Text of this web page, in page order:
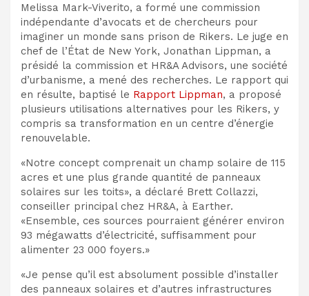
Melissa Mark-Viverito, a formé une commission
indépendante d’avocats et de chercheurs pour
imaginer un monde sans prison de Rikers. Le juge en
chef de l’État de New York, Jonathan Lippman, a
présidé la commission et HR&A Advisors, une société
d’urbanisme, a mené des recherches. Le rapport qui
en résulte, baptisé le Rapport Lippman, a proposé
plusieurs utilisations alternatives pour les Rikers, y
compris sa transformation en un centre d’énergie
renouvelable.
«Notre concept comprenait un champ solaire de 115
acres et une plus grande quantité de panneaux
solaires sur les toits», a déclaré Brett Collazzi,
conseiller principal chez HR&A, à Earther.
«Ensemble, ces sources pourraient générer environ
93 mégawatts d’électricité, suffisamment pour
alimenter 23 000 foyers.»
«Je pense qu’il est absolument possible d’installer
des panneaux solaires et d’autres infrastructures